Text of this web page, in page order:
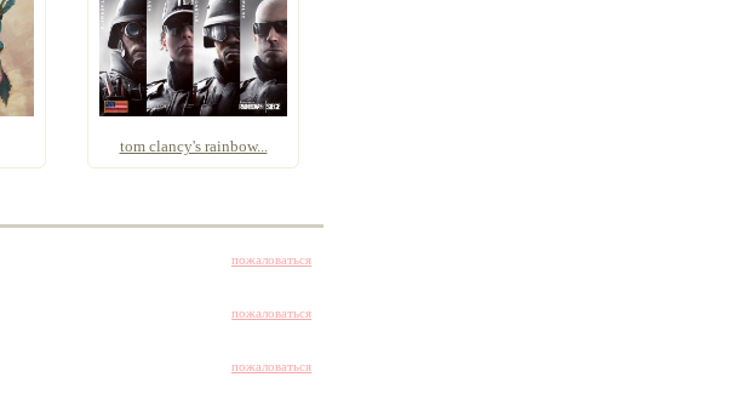
tom clancy's rainbow...
пожаловаться
пожаловаться
пожаловаться